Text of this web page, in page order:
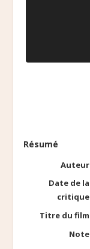
Résumé
Auteur
Date de la
critique
Titre du film
Note